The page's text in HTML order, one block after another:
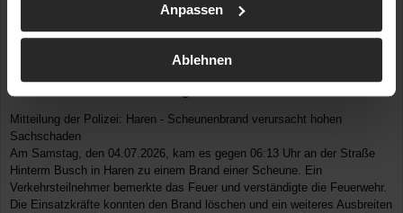
Anpassen
Ablehnen
04.07.2026| ID: 23209
Mitteilung der Polizei: Haren - Scheunenbrand verursacht hohen
Sachschaden
Am Samstag, den 04.07.2026, kam es gegen 06:13 Uhr an der Straße
Hinterm Busch in Haren zu einem Brand einer Scheune. Ein
Verkehrsteilnehmer bemerkte das Feuer und verständigte die Feuerwehr.
Die Einsatzkräfte konnten den Brand löschen und ein weiteres Ausbreiten